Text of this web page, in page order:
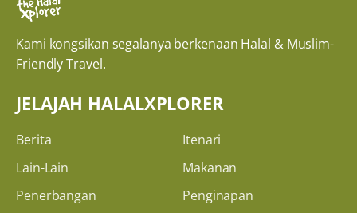
Kami kongsikan segalanya berkenaan Halal & Muslim-
Friendly Travel.
JELAJAH HALALXPLORER
Berita
Itenari
Lain-Lain
Makanan
Penerbangan
Penginapan